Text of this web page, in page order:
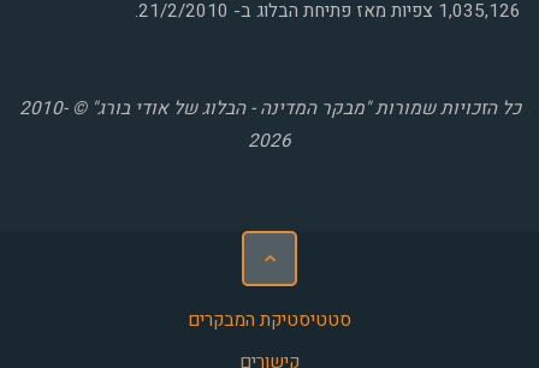
1,035,126 צפיות מאז פתיחת הבלוג ב- 21/2/2010.
כל הזכויות שמורות "מבקר המדינה - הבלוג של אודי בורג" © 2010-
2026
סטטיסטיקת המבקרים
קישורים